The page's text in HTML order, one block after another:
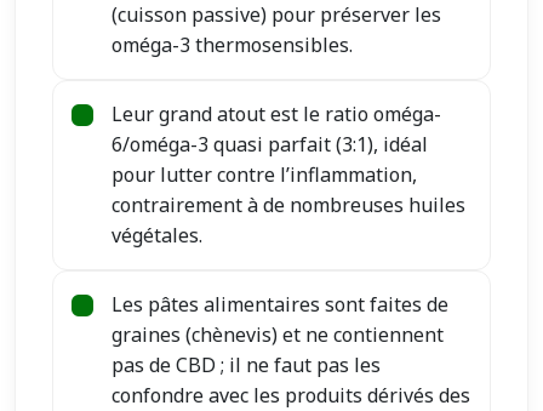
(cuisson passive) pour préserver les
oméga-3 thermosensibles.
Leur grand atout est le ratio oméga-
6/oméga-3 quasi parfait (3:1), idéal
pour lutter contre l’inflammation,
contrairement à de nombreuses huiles
végétales.
Les pâtes alimentaires sont faites de
graines (chènevis) et ne contiennent
pas de CBD ; il ne faut pas les
confondre avec les produits dérivés des